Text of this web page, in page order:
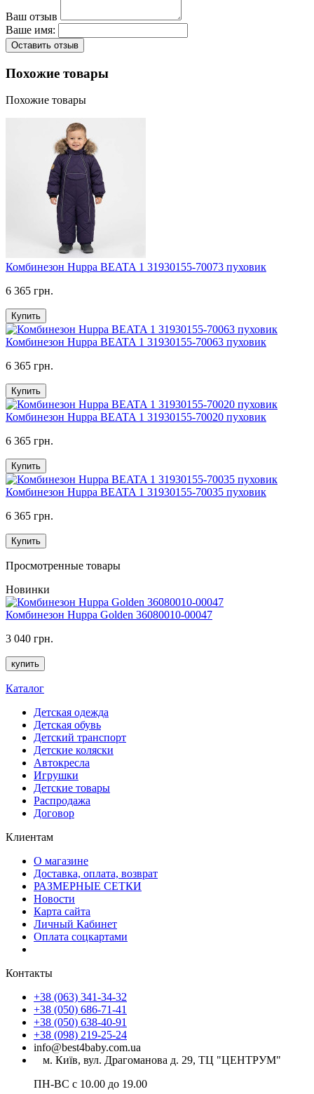
Ваш отзыв
Ваше имя:
Оставить отзыв
Похожие товары
Похожие товары
Комбинезон Huppa BEATA 1 31930155-70073 пуховик
6 365 грн.
Купить
Комбинезон Huppa BEATA 1 31930155-70063 пуховик
6 365 грн.
Купить
Комбинезон Huppa BEATA 1 31930155-70020 пуховик
6 365 грн.
Купить
Комбинезон Huppa BEATA 1 31930155-70035 пуховик
6 365 грн.
Купить
Просмотренные товары
Новинки
Комбинезон Huppa Golden 36080010-00047
3 040 грн.
купить
Каталог
Детская одежда
Детская обувь
Детский транспорт
Детские коляски
Автокресла
Игрушки
Детские товары
Распродажа
Договор
Клиентам
О магазине
Доставка, оплата, возврат
РАЗМЕРНЫЕ СЕТКИ
Новости
Карта сайта
Личный Кабинет
Оплата соцкартами
Контакты
+38 (063) 341-34-32
+38 (050) 686-71-41
+38 (050) 638-40-91
+38 (098) 219-25-24
info@best4baby.com.ua
м. Київ, вул. Драгоманова д. 29, ТЦ "ЦЕНТРУМ"
ПН-ВС с 10.00 до 19.00